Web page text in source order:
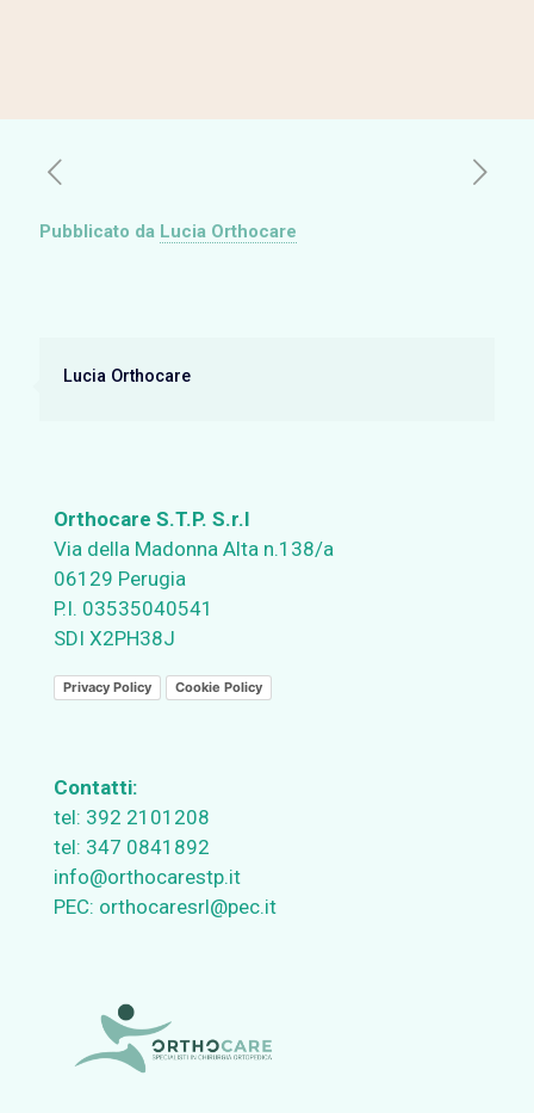
Pubblicato da Lucia Orthocare
Lucia Orthocare
Orthocare S.T.P. S.r.l
Via della Madonna Alta n.138/a
06129 Perugia
P.I. 03535040541
SDI X2PH38J
Privacy Policy Cookie Policy
Contatti:
tel: 392 2101208
tel: 347 0841892
info@orthocarestp.it
PEC: orthocaresrl@pec.it